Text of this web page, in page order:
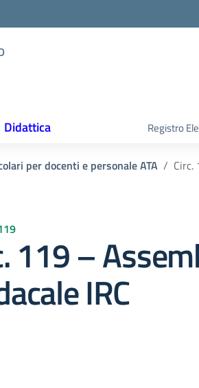
Didattica Registro
per docenti e personale ATA Circ.
119 –
IRC